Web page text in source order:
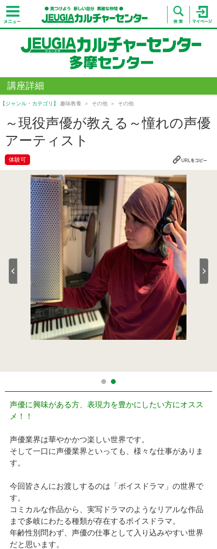
講座詳細
【ジャンル・カテゴリ】 趣味教養 その他 その他
～現役声優が教える～憧れの声優
アーティスト
体験可
声優に興味がある方、表現力を豊かにしたい方にオスス
メ！！
声優業界は華やかかつ楽しい世界です。
そして一口に声優業界といっても、様々な仕事がありま
す。
今回皆さんにお渡しするのは「ボイスドラマ」の世界で
す。
コミカルな作品から、実写ドラマのようなリアルな作品
まで多岐にわたる種類が存在するボイスドラマ。
年齢性別問わず、声優の仕事として入り込みやすい世界
だと思います。